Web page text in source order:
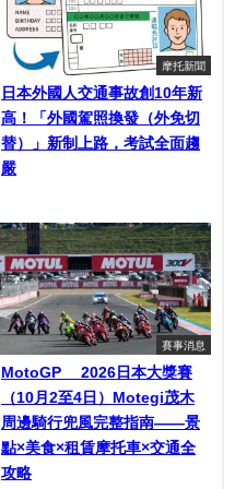
摩托新聞
日本外國人交通事故創10年新
高！「外國駕照換發（外免切
替）」新制上路，考試全面趨
嚴
賽事消息
MotoGP™ 2026日本大獎賽
（10月2至4日）Motegi茂木
周邊騎行兜風完整指南——景
點×美食×租賃摩托車×交通全
攻略